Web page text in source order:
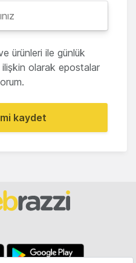
ürünleri ile günlük
olarak epostalar
kaydet